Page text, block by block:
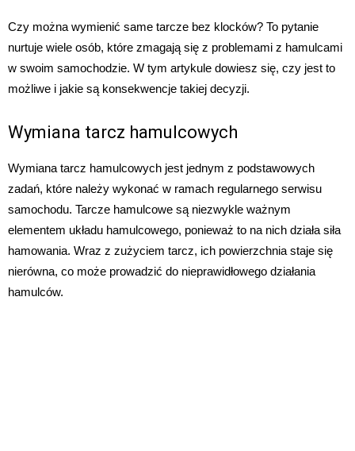
Czy można wymienić same tarcze bez klocków? To pytanie
nurtuje wiele osób, które zmagają się z problemami z hamulcami
w swoim samochodzie. W tym artykule dowiesz się, czy jest to
możliwe i jakie są konsekwencje takiej decyzji.
Wymiana tarcz hamulcowych
Wymiana tarcz hamulcowych jest jednym z podstawowych
zadań, które należy wykonać w ramach regularnego serwisu
samochodu. Tarcze hamulcowe są niezwykle ważnym
elementem układu hamulcowego, ponieważ to na nich działa siła
hamowania. Wraz z zużyciem tarcz, ich powierzchnia staje się
nierówna, co może prowadzić do nieprawidłowego działania
hamulców.